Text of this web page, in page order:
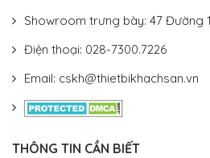
Showroom trưng bày: 47 Đường
Điện thoại: 028-7300.7226
Email: cskh@thietbikhachsan.vn
THÔNG TIN CẦN BIẾT